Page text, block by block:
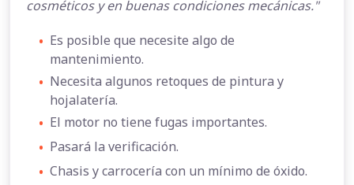
cosméticos y en buenas condiciones mecánicas."
• Es posible que necesite algo de
mantenimiento.
• Necesita algunos retoques de pintura y
hojalatería.
• El motor no tiene fugas importantes.
• Pasará la verificación.
• Chasis y carrocería con un mínimo de óxido.